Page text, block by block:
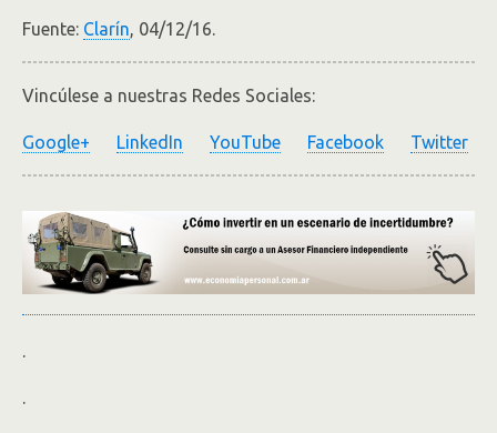
Fuente: Clarín, 04/12/16.
Vincúlese a nuestras Redes Sociales:
Google+ LinkedIn YouTube Facebook Twitter
.
.